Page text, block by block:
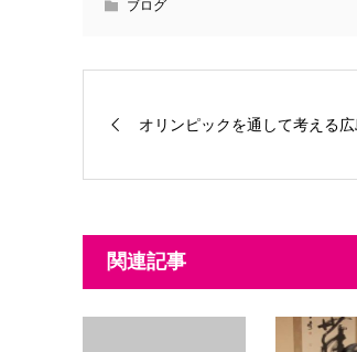
ブログ
オリンピックを通して考える
関連記事